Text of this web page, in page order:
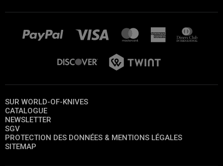
SUR WORLD-OF-KNIVES
CATALOGUE
NEWSLETTER
SGV
PROTECTION DES DONNÉES & MENTIONS LÉGALES
SITEMAP